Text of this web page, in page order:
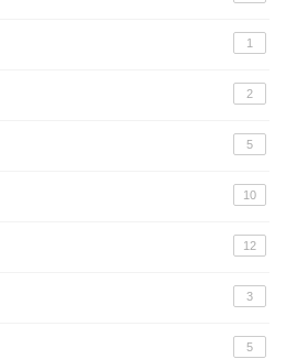
1
2
5
10
12
3
5